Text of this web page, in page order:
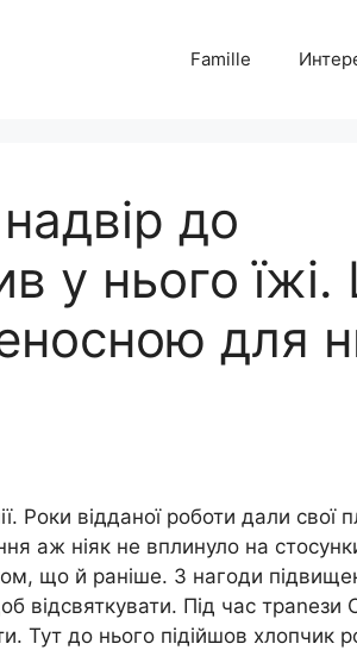
Famille
до
у нього їжі.
для
Роки відданої роботи дали свої
аж ніяк не вплинуло на
що й раніше. З нагоди
відсвяткувати. Під час траnези
до нього підійшов хлопчик